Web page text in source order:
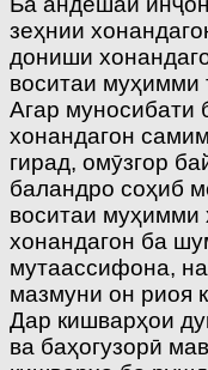
зеҳнии
дониши
воситаи муҳимми
Агар муносибати
хонандагон
гирад, омӯзгор
баландро соҳиб
воситаи муҳимми
хонандагон ба
мутаассифона,
мазмуни он риоя
Дар кишварҳои
ва баҳогузорӣ